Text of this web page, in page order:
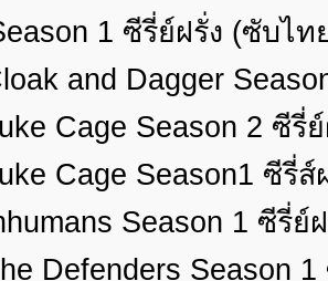
1 ซีรี่ย์ฝรั่ง (ซับไ
and Dagger
Cage Season 2 ซี
Cage Season1 ซีรี่
Season 1 ซีรี่
Defenders Season